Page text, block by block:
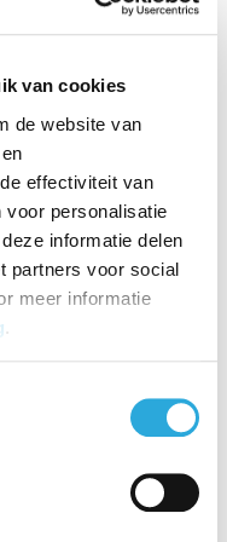
van cookies
de website van
effectiviteit van
voor personalisatie
informatie delen
partners voor social
meer informatie
.
en high-end
de
Nano Fenix NTM©
voelt fluweel
zichtbaar. Dit
sta bureau
en je zal overtuigt zijn